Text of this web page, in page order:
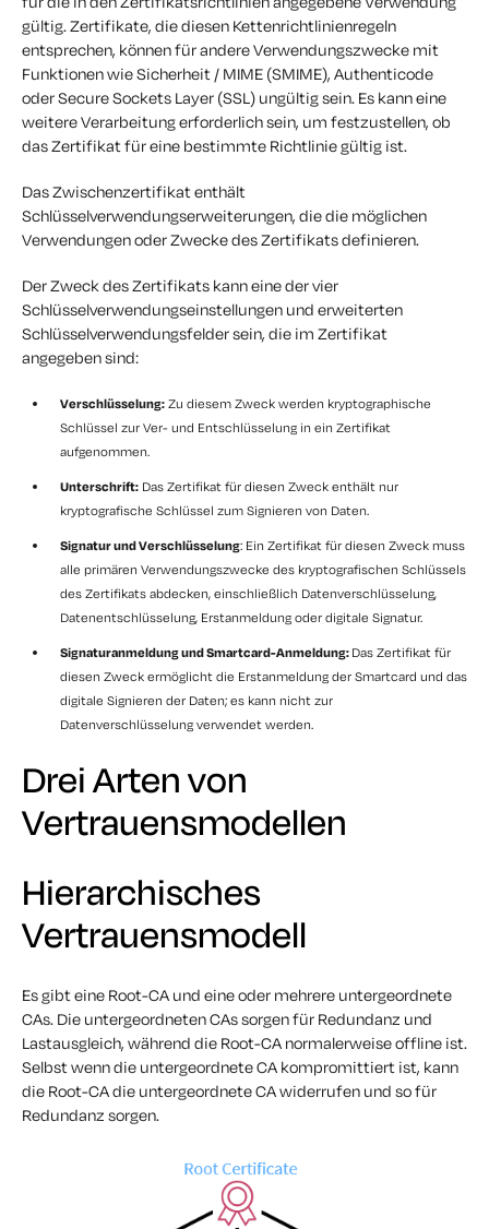
gültig. Zertifikate, die diesen Kettenrichtlinienregeln
entsprechen, können für andere Verwendungszwecke mit
Funktionen wie Sicherheit / MIME (SMIME), Authenticode
oder Secure Sockets Layer (SSL) ungültig sein. Es kann eine
weitere Verarbeitung erforderlich sein, um festzustellen, ob
das Zertifikat für eine bestimmte Richtlinie gültig ist.
Das Zwischenzertifikat enthält
Schlüsselverwendungserweiterungen, die die möglichen
Verwendungen oder Zwecke des Zertifikats definieren.
Der Zweck des Zertifikats kann eine der vier
Schlüsselverwendungseinstellungen und erweiterten
Schlüsselverwendungsfelder sein, die im Zertifikat
angegeben sind:
Verschlüsselung: Zu diesem Zweck werden kryptographische
Schlüssel zur Ver- und Entschlüsselung in ein Zertifikat
aufgenommen.
Unterschrift: Das Zertifikat für diesen Zweck enthält nur
kryptografische Schlüssel zum Signieren von Daten.
Signatur und Verschlüsselung: Ein Zertifikat für diesen Zweck muss
alle primären Verwendungszwecke des kryptografischen Schlüssels
des Zertifikats abdecken, einschließlich Datenverschlüsselung,
Datenentschlüsselung, Erstanmeldung oder digitale Signatur.
Signaturanmeldung und Smartcard-Anmeldung: Das Zertifikat für
diesen Zweck ermöglicht die Erstanmeldung der Smartcard und das
digitale Signieren der Daten; es kann nicht zur
Datenverschlüsselung verwendet werden.
Drei Arten von
Vertrauensmodellen
Hierarchisches
Vertrauensmodell
Es gibt eine Root-CA und eine oder mehrere untergeordnete
CAs. Die untergeordneten CAs sorgen für Redundanz und
Lastausgleich, während die Root-CA normalerweise offline ist.
Selbst wenn die untergeordnete CA kompromittiert ist, kann
die Root-CA die untergeordnete CA widerrufen und so für
Redundanz sorgen.